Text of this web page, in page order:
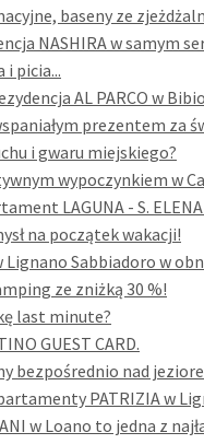
baseny ze
NASHIRA w samym
i picia...
AL PARCO w
prezentem za
i gwaru miejskiego?
wypoczynkiem w
LAGUNA - S.
na początek wakacji!
Sabbiadoro w
ze zniżką 30 %!
last minute?
GUEST CARD.
bezpośrednio nad
PATRIZIA w
w Loano to jedna z